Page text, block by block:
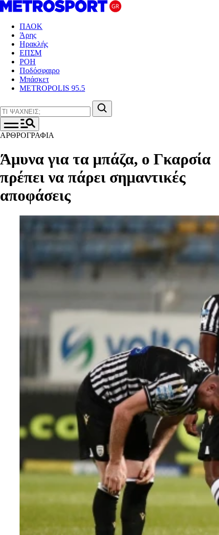
ΠΑΟΚ
Άρης
Ηρακλής
ΕΠΣΜ
ΡΟΗ
Ποδόσφαιρο
Μπάσκετ
METROPOLIS 95.5
ΑΡΘΡΟΓΡΑΦΙΑ
Άμυνα για τα μπάζα, ο Γκαρσία
πρέπει να πάρει σημαντικές
αποφάσεις